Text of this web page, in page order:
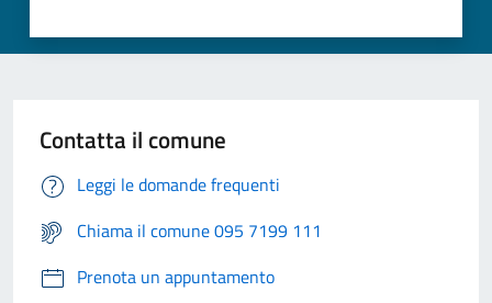
Contatta il comune
Leggi le domande frequenti
Chiama il comune 095 7199 111
Prenota un appuntamento